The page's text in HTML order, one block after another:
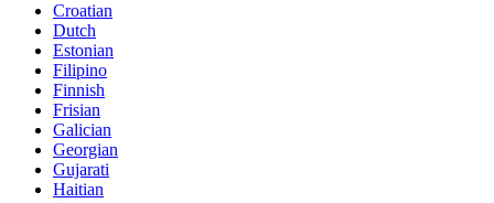
Croatian
Dutch
Estonian
Filipino
Finnish
Frisian
Galician
Georgian
Gujarati
Haitian